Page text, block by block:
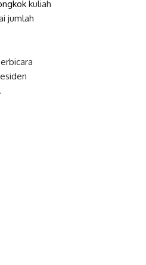
kuliah
jumlah